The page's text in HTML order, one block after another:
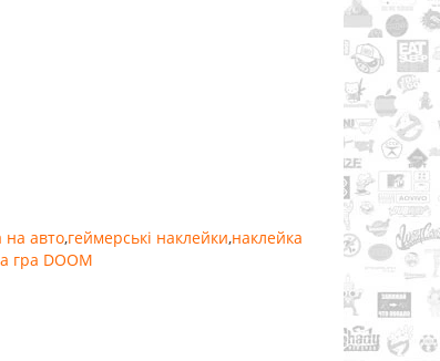
на авто,геймерські наклейки,наклейка
гра DOOM